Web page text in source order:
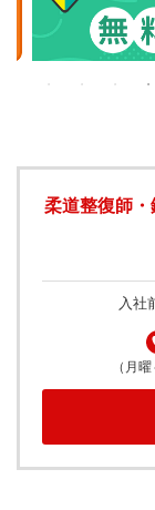
柔道整復師
入社
（月